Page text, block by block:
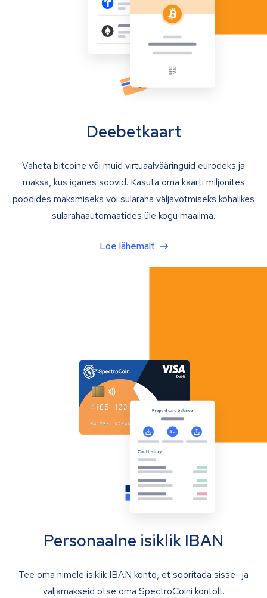
Deebetkaart
Vaheta bitcoine või muid virtuaalvääringuid eurodeks ja
maksa, kus iganes soovid. Kasuta oma kaarti miljonites
poodides maksmiseks või sularaha väljavõtmiseks kohalikes
sularahaautomaatides üle kogu maailma.
Loe lähemalt
Personaalne isiklik IBAN
Tee oma nimele isiklik IBAN konto, et sooritada sisse- ja
väljamakseid otse oma SpectroCoini kontolt.